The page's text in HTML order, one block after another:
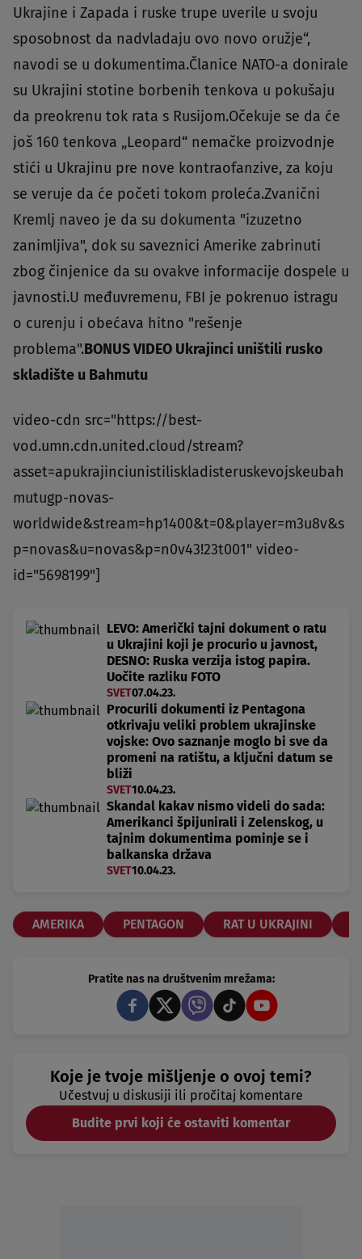
Ukrajine i Zapada i ruske trupe uverile u svoju
sposobnost da nadvladaju ovo novo oružje“,
navodi se u dokumentima.Članice NATO-a donirale
su Ukrajini stotine borbenih tenkova u pokušaju
da preokrenu tok rata s Rusijom.Očekuje se da će
još 160 tenkova „Leopard“ nemačke proizvodnje
stići u Ukrajinu pre nove kontraofanzive, za koju
se veruje da će početi tokom proleća.Zvanični
Kremlj naveo je da su dokumenta "izuzetno
zanimljiva", dok su saveznici Amerike zabrinuti
zbog činjenice da su ovakve informacije dospele u
javnosti.U međuvremenu, FBI je pokrenuo istragu
o curenju i obećava hitno "rešenje
problema".BONUS VIDEO Ukrajinci uništili rusko
skladište u Bahmutu
video-cdn src="https://best-
vod.umn.cdn.united.cloud/stream?
asset=apukrajinciunistiliskladisteruskevojskeubah
mutugp-novas-
worldwide&stream=hp1400&t=0&player=m3u8v&s
p=novas&u=novas&p=n0v43!23t001" video-
id="5698199"]
LEVO: Američki tajni dokument o ratu
u Ukrajini koji je procurio u javnost,
DESNO: Ruska verzija istog papira.
Uočite razliku FOTO
SVET07.04.23.
Procurili dokumenti iz Pentagona
otkrivaju veliki problem ukrajinske
vojske: Ovo saznanje moglo bi sve da
promeni na ratištu, a ključni datum se
bliži
SVET10.04.23.
Skandal kakav nismo videli do sada:
Amerikanci špijunirali i Zelenskog, u
tajnim dokumentima pominje se i
balkanska država
SVET10.04.23.
AMERIKA PENTAGON RAT U UKRAJINI
Pratite nas na društvenim mrežama:
Koje je tvoje mišljenje o ovoj temi?
Učestvuj u diskusiji ili pročitaj komentare
Budite prvi koji će ostaviti komentar